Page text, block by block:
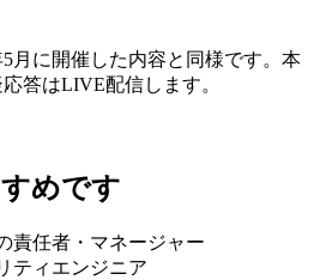
月に開催した内容と同様です。本
答はLIVE配信します。
めです
責任者・マネージャー
ティエンジニア